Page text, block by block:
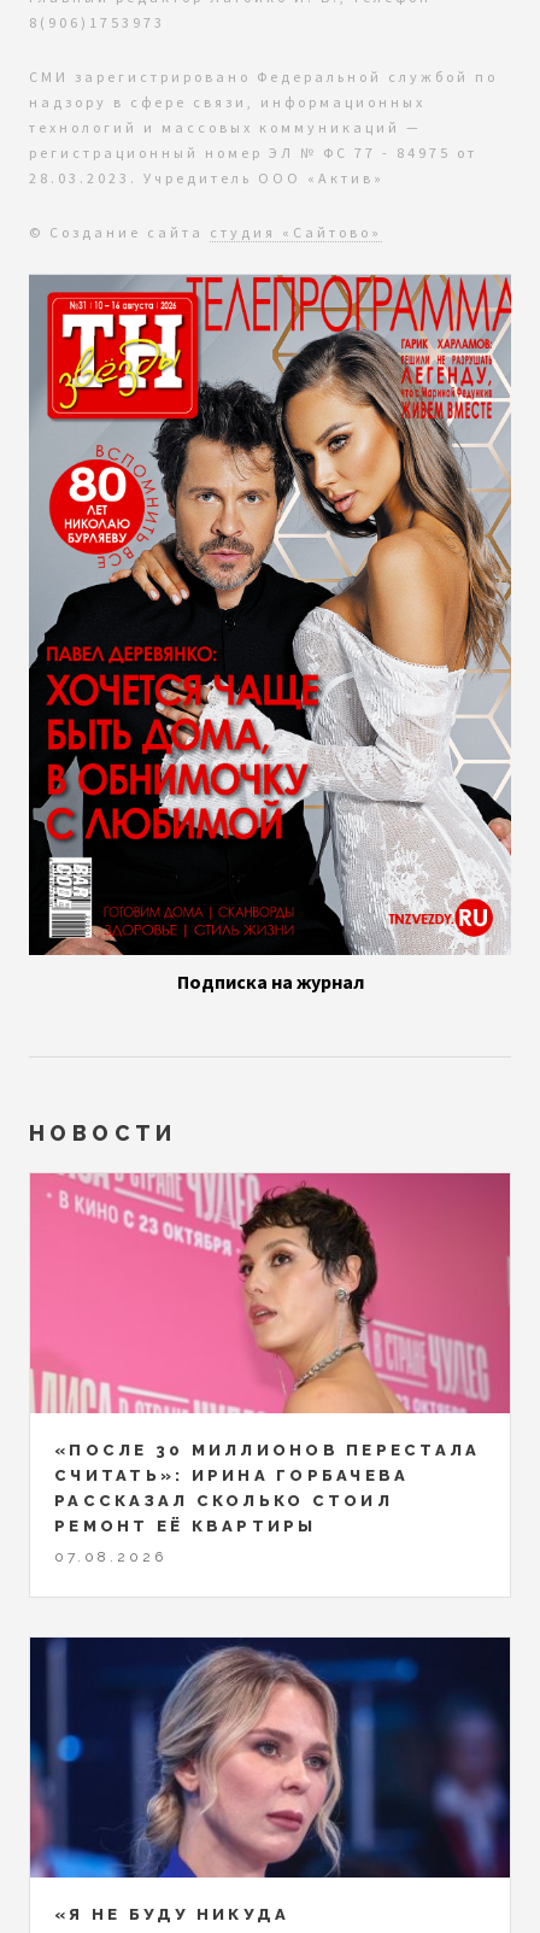
8(906)1753973
СМИ зарегистрировано Федеральной службой по
надзору в сфере связи, информационных
технологий и массовых коммуникаций —
регистрационный номер ЭЛ № ФС 77 - 84975 от
28.03.2023. Учредитель ООО «Актив»
© Создание сайта студия «Сайтово»
Подписка на журнал
НОВОСТИ
«ПОСЛЕ 30 МИЛЛИОНОВ ПЕРЕСТАЛА
СЧИТАТЬ»: ИРИНА ГОРБАЧЕВА
РАССКАЗАЛ СКОЛЬКО СТОИЛ
РЕМОНТ ЕЁ КВАРТИРЫ
07.08.2026
«Я НЕ БУДУ НИКУДА